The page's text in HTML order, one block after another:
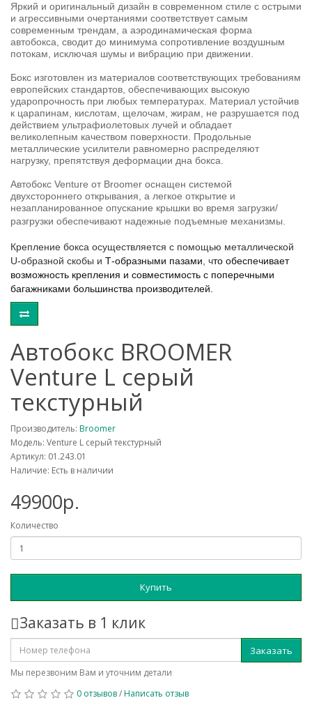
Яркий и оригинальный дизайн в современном стиле с острыми
и агрессивными очертаниями соответствует самым
современным трендам, а аэродинамическая форма
автобокса, сводит до минимума сопротивление воздушным
потокам, исключая шумы и вибрацию при движении.
Бокс изготовлен из материалов соответствующих требованиям
европейских стандартов, обеспечивающих высокую
ударопрочность при любых температурах. Материал устойчив
к царапинам, кислотам, щелочам, жирам, не разрушается под
действием ультрафиолетовых лучей и обладает
великолепным качеством поверхности. Продольные
металлические усилители равномерно распределяют
нагрузку, препятствуя деформации дна бокса.
Автобокс Venture от Broomer оснащен системой
двухстороннего открывания, а легкое открытие и
незапланированное опускание крышки во время загрузки/
разгрузки обеспечивают надежные подъемные механизмы.
Крепление бокса осуществляется с помощью металлической
U-образной скобы и Т-образными пазами , что обеспечивает
возможность крепления и совместимость с поперечными
багажниками большинства производителей.
Автобокс BROOMER
Venture L серый
текстурный
Производитель: Broomer
Модель: Venture L серый текстурный
Артикул: 01.243.01
Наличие: Есть в наличии
49900р.
Количество
Купить
Заказать в 1 клик
Заказать
Мы перезвоним Вам и уточним детали
0 отзывов/Написать отзыв